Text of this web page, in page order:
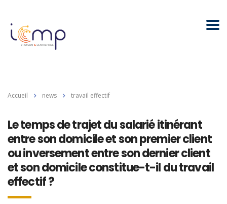
Accueil news travail effectif
Le temps de trajet du salarié itinérant
entre son domicile et son premier client
ou inversement entre son dernier client
et son domicile constitue-t-il du travail
effectif ?